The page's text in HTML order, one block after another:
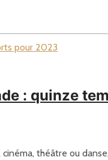
: quinze
cinéma, théâtre ou